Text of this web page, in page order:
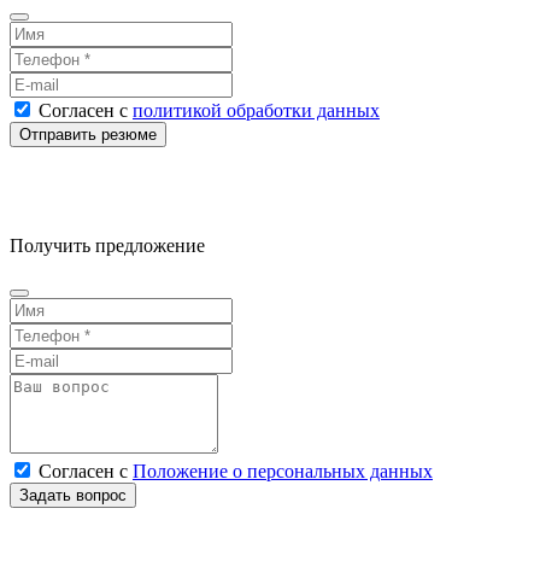
Согласен с политикой обработки данных
Получить предложение
Согласен с Положение о персональных данных